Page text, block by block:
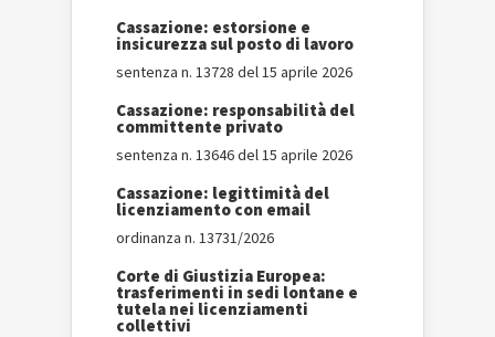
Cassazione: estorsione e
insicurezza sul posto di lavoro
sentenza n. 13728 del 15 aprile 2026
Cassazione: responsabilità del
committente privato
sentenza n. 13646 del 15 aprile 2026
Cassazione: legittimità del
licenziamento con email
ordinanza n. 13731/2026
Corte di Giustizia Europea:
trasferimenti in sedi lontane e
tutela nei licenziamenti
collettivi